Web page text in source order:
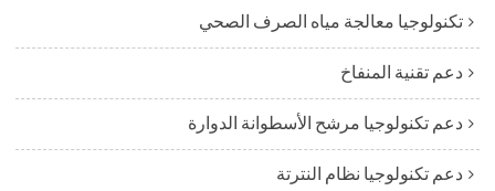
تكنولوجيا معالجة مياه الصرف الصحي
دعم تقنية المنفاخ
دعم تكنولوجيا مرشح الأسطوانة الدوارة
دعم تكنولوجيا نظام النترتة